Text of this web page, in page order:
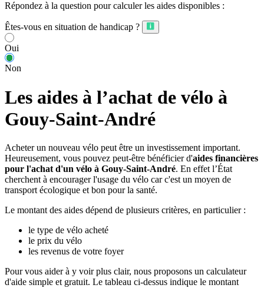
Répondez à la question pour calculer les aides disponibles :
Êtes-vous en situation de handicap ?
Oui
Non
Les aides à l’achat de vélo à
Gouy-Saint-André
Acheter un nouveau vélo peut être un investissement important.
Heureusement, vous pouvez peut-être bénéficier d'aides financières
pour l'achat d'un vélo à Gouy-Saint-André. En effet l’État
cherchent à encourager l'usage du vélo car c'est un moyen de
transport écologique et bon pour la santé.
Le montant des aides dépend de plusieurs critères, en particulier :
le type de vélo acheté
le prix du vélo
les revenus de votre foyer
Pour vous aider à y voir plus clair, nous proposons un calculateur
d'aide simple et gratuit. Le tableau ci-dessus indique le montant